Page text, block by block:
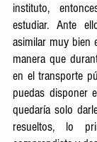
instituto,
estudiar. Ante
asimilar muy bien
manera que
en el transporte
puedas disponer
quedaría solo
resueltos, lo